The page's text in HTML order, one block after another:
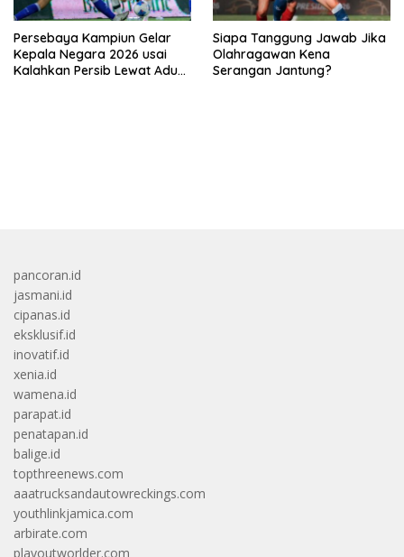
Persebaya Kampiun Gelar
Kepala Negara 2026 usai
Kalahkan Persib Lewat Adu
Siapa Tanggung Jawab Jika
Olahragawan Kena
Serangan Jantung?
pancoran.id
jasmani.id
cipanas.id
eksklusif.id
inovatif.id
xenia.id
wamena.id
parapat.id
penatapan.id
balige.id
topthreenews.com
aaatrucksandautowreckings.com
youthlinkjamica.com
arbirate.com
playoutworlder.com